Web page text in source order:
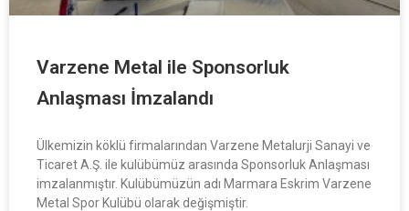
Varzene Metal ile Sponsorluk
Anlaşması İmzalandı
Ülkemizin köklü firmalarından Varzene Metalurji Sanayi ve
Ticaret A.Ş. ile kulübümüz arasında Sponsorluk Anlaşması
imzalanmıştır. Kulübümüzün adı Marmara Eskrim Varzene
Metal Spor Kulübü olarak değişmiştir.